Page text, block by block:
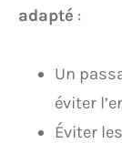
adapté :
Un
éviter
Éviter